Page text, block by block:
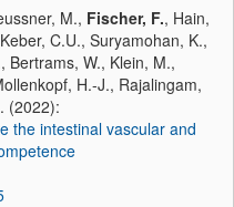
M., Fischer, F., Hain,
C.U., Suryamohan, K.,
Bertrams, W., Klein, M.,
H.-J., Rajalingam,
(2022):
the intestinal vascular and